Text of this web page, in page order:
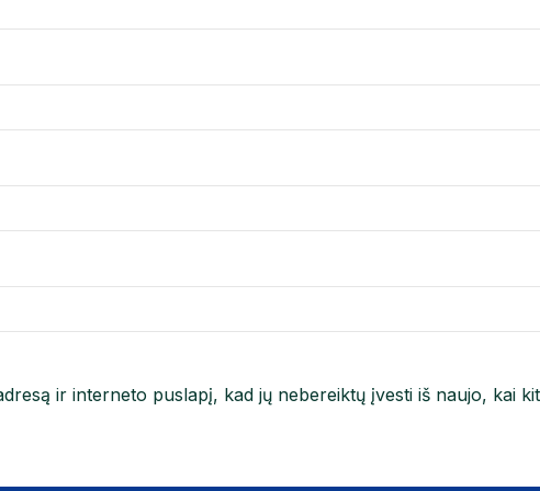
ir interneto puslapį, kad jų nebereiktų įvesti iš naujo, kai